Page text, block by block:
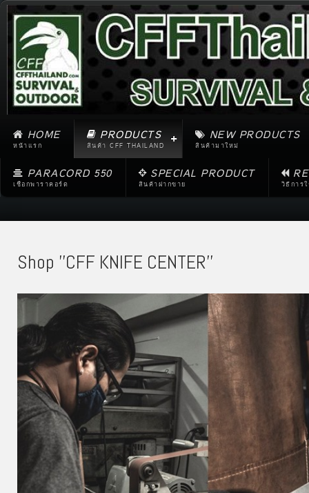
HOME
หน้าแรก
PRODUCTS
สินค้า CFF THAILAND
NEW PRODUCTS
สินค้ามาใหม่
PARACORD 550
เชือกพาราคอร์ด
SPECIAL PRODUCT
สินค้าฝากขาย วิธีการ
Shop ''CFF KNIFE CENTER''